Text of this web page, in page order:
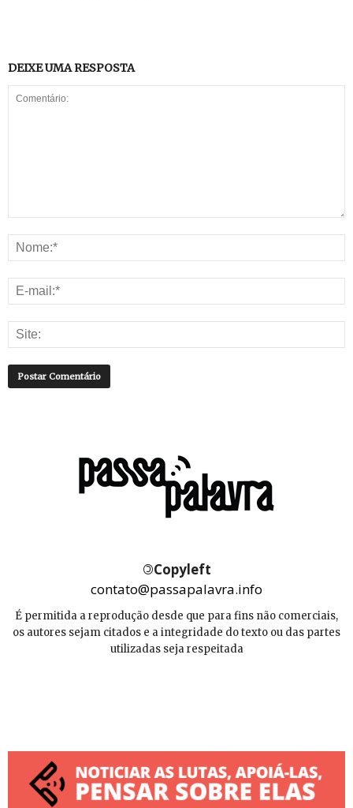
DEIXE UMA RESPOSTA
©Copyleft
contato@passapalavra.info
É permitida a reprodução desde que para fins não comerciais,
os autores sejam citados e a integridade do texto ou das partes
utilizadas seja respeitada